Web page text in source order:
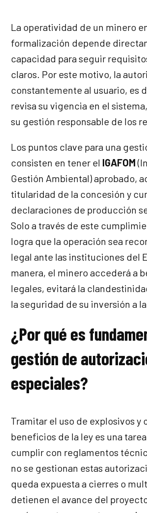
La operatividad de un minero
formalización depende
capacidad para seguir
claros. Por este motivo, la
constantemente al usuario, es
revisa su vigencia en el
su gestión responsable de los
Los puntos clave para una
consisten en tener el IGAFOM
Gestión Ambiental) aprobado,
titularidad de la concesión y
declaraciones de producción
Solo a través de este
logra que la operación sea
legal ante las instituciones del
manera, el minero accederá a
legales, evitará la
la seguridad de su inversión a
¿Por qué es
gestión de
especiales?
Tramitar el uso de explosivos y
beneficios de la ley es una
cumplir con reglamentos
no se gestionan estas
queda expuesta a cierres o
detienen el avance del